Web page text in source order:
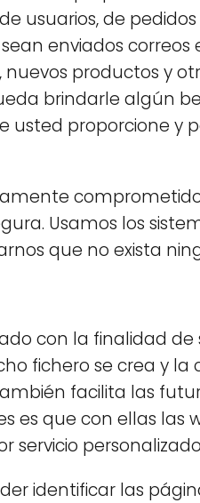
usuarios, de
enviados
productos y
brindarle algún
usted proporcione y
Usamos los
que no exista
con la finalidad
fichero se crea y la
facilita las
es que con ellas las
identificar las